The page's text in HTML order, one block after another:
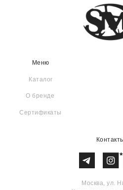
Политика конфиденциальности
Публичная оферта